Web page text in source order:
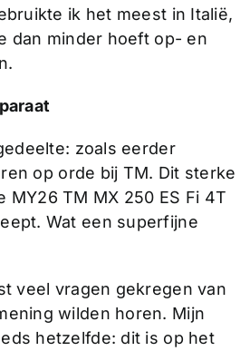
ik het meest in Italië,
dan minder hoeft op- en
zoals eerder
op orde bij TM. Dit sterke
MY26 TM MX 250 ES Fi 4T
Wat een superfijne
veel vragen gekregen van
wilden horen. Mijn
hetzelfde: dit is op het